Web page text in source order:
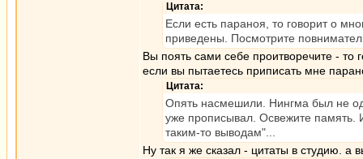
Цитата:
Если есть параноя, то говорит о
приведены. Посмотрите
Вы поять сами себе проитворечите - то
если вы пытаетесь приписать мне
Цитата:
Опять насмешили. Нингма был не
уже прописывал. Освежите память.
таким-то выводам"...
Ну так я же сказал - цитаты в студию. а